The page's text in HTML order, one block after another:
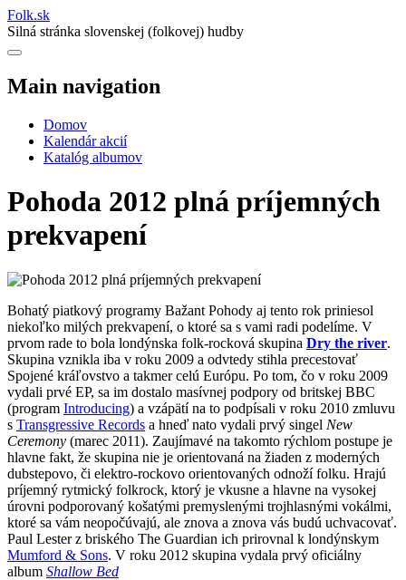
Folk.sk
Silná stránka slovenskej (folkovej) hudby
Main navigation
Domov
Kalendár akcií
Katalóg albumov
Pohoda 2012 plná príjemných
prekvapení
Bohatý piatkový programy Bažant Pohody aj tento rok priniesol
niekoľko milých prekvapení, o ktoré sa s vami radi podelíme. V
prvom rade to bola londýnska folk-rocková skupina Dry the river.
Skupina vznikla iba v roku 2009 a odvtedy stihla precestovať
Spojené kráľovstvo a takmer celú Európu. Po tom, čo v roku 2009
vydali prvé EP, sa im dostalo masívnej podpory od britskej BBC
(program Introducing) a vzápätí na to podpísali v roku 2010 zmluvu
s Transgressive Records a hneď nato vydali prvý singel New
Ceremony (marec 2011). Zaujímavé na takomto rýchlom postupe je
hlavne fakt, že skupina nie je orientovaná na žiaden z moderných
dubstepovo, či elektro-rockovo orientovaných odnoží folku. Hrajú
príjemný rytmický folkrock, ktorý je vkusne a hlavne na vysokej
úrovni podporovaný košatými premyslenými trojhlasnými vokálmi,
ktoré sa vám neopočúvajú, ale znova a znova vás budú uchvacovať.
Paul Lester z briského The Guardian ich prirovnal k londýnskym
Mumford & Sons. V roku 2012 skupina vydala prvý oficiálny
album Shallow Bed